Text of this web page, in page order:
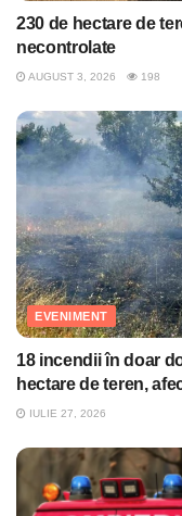
230 de hectare de
necontrolate
AUGUST 3, 2026 198
EVENIMENT
18 incendii în doar
hectare de teren,
IULIE 27, 2026